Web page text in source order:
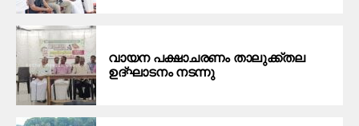
വായന പക്ഷാചരണം താലുക്ക്തല
ഉദ്ഘാടനം നടന്നു